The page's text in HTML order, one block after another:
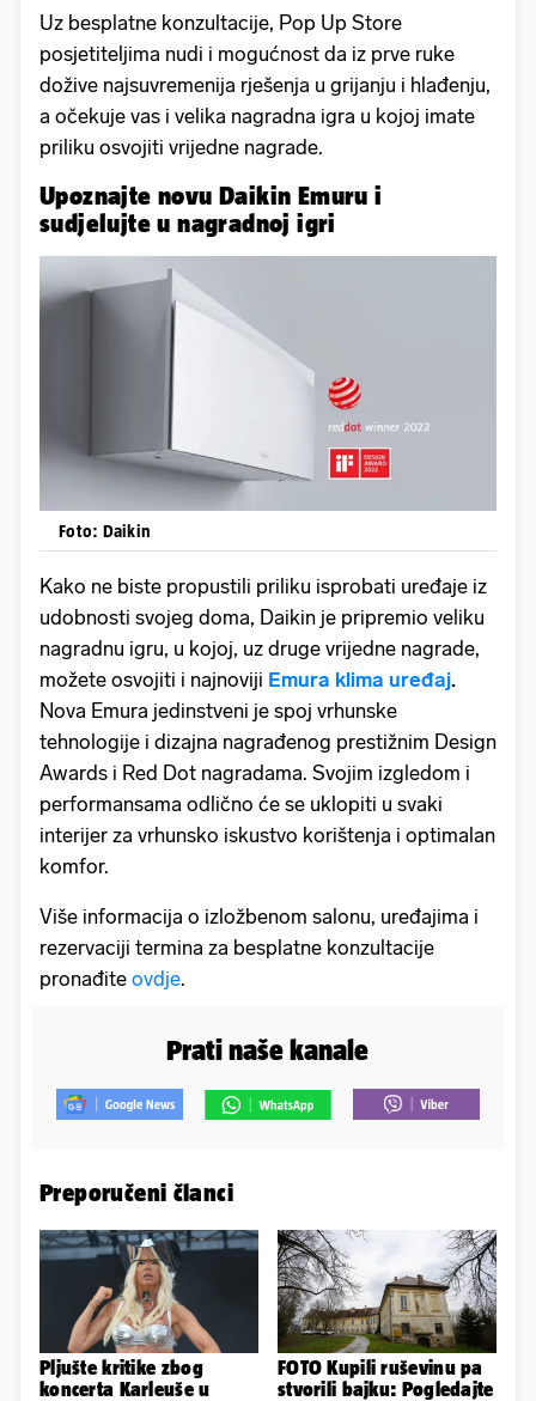
Uz besplatne konzultacije, Pop Up Store
posjetiteljima nudi i mogućnost da iz prve ruke
dožive najsuvremenija rješenja u grijanju i hlađenju,
a očekuje vas i velika nagradna igra u kojoj imate
priliku osvojiti vrijedne nagrade.
Upoznajte novu Daikin Emuru i
sudjelujte u nagradnoj igri
Foto: Daikin
Kako ne biste propustili priliku isprobati uređaje iz
udobnosti svojeg doma, Daikin je pripremio veliku
nagradnu igru, u kojoj, uz druge vrijedne nagrade,
možete osvojiti i najnoviji Emura klima uređaj.
Nova Emura jedinstveni je spoj vrhunske
tehnologije i dizajna nagrađenog prestižnim Design
Awards i Red Dot nagradama. Svojim izgledom i
performansama odlično će se uklopiti u svaki
interijer za vrhunsko iskustvo korištenja i optimalan
komfor.
Više informacija o izložbenom salonu, uređajima i
rezervaciji termina za besplatne konzultacije
pronađite ovdje.
Prati naše kanale
Preporučeni članci
Pljušte kritike zbog
koncerta Karleuše u
FOTO Kupili ruševinu pa
stvorili bajku: Pogledajte